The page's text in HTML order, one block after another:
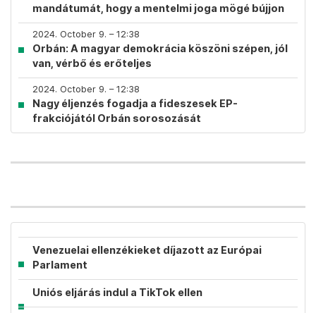
mandátumát, hogy a mentelmi joga mögé bújjon
2024. October 9. – 12:38
Orbán: A magyar demokrácia köszöni szépen, jól
van, vérbő és erőteljes
2024. October 9. – 12:38
Nagy éljenzés fogadja a fideszesek EP-
frakciójától Orbán sorosozását
Venezuelai ellenzékieket díjazott az Európai
Parlament
Uniós eljárás indul a TikTok ellen